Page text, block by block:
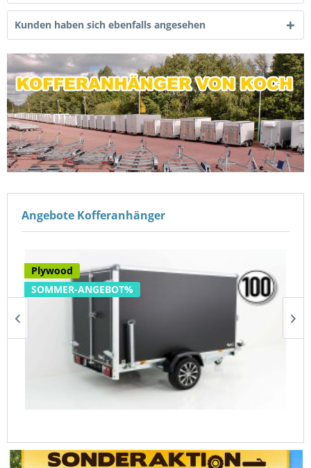
Kunden haben sich ebenfalls angesehen
Angebote Kofferanhänger
Plywood
SOMMER-ANGEBOT%
Variant Kofferanhänger Black Edition 148x258cm...